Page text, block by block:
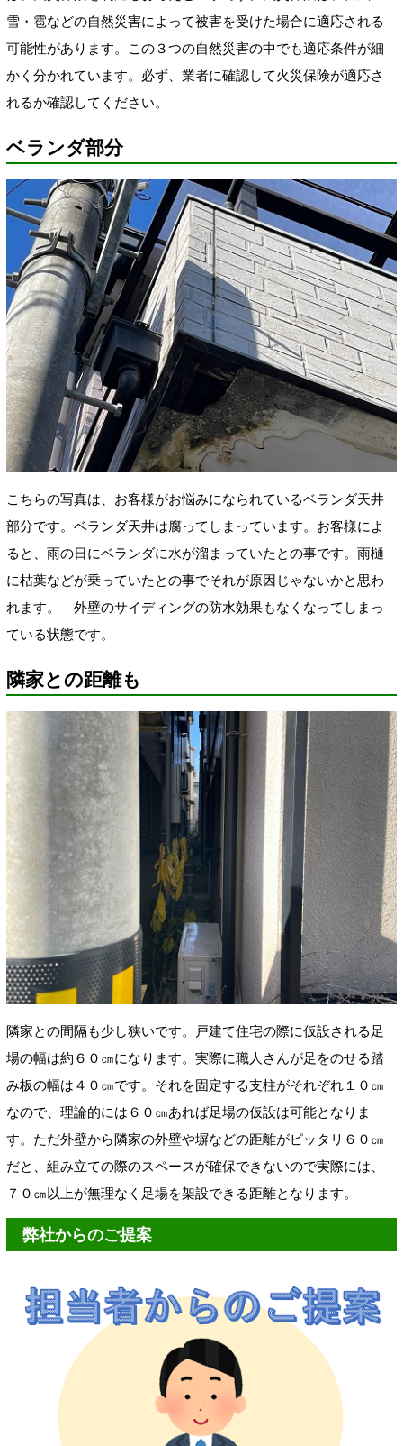
雪・雹などの自然災害によって被害を受けた場合に適応される
可能性があります。この３つの自然災害の中でも適応条件が細
かく分かれています。必ず、業者に確認して火災保険が適応さ
れるか確認してください。
ベランダ部分
こちらの写真は、 お客様がお悩みになられているベランダ天井
部分です。ベランダ天井は腐ってしまっています。 お客様によ
ると、雨の日にベランダに水が溜まっていたとの事です。雨樋
に枯葉などが乗っていたとの事でそれが原因じゃないかと思わ
れます。 外壁のサイディングの防水効果もなくなってしまっ
ている状態です。
隣家との距離も
隣家との間隔も少し狭いです。戸建て住宅の際に仮設される足
場の幅は約６０㎝になります。実際に職人さんが足をのせる踏
み板の幅は４０㎝です。それを固定する支柱がそれぞれ１０㎝
なので、理論的には６０㎝あれば足場の仮設は可能となりま
す。ただ外壁から隣家の外壁や塀などの距離がピッタリ６０㎝
だと、組み立ての際のスペースが確保できないので実際には、
７０㎝以上が無理なく足場を架設できる距離となります。
弊社からのご提案